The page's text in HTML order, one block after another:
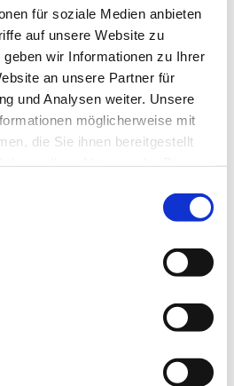
für soziale Medien anbieten
auf unsere Website zu
wir Informationen zu Ihrer
an unsere Partner für
und Analysen weiter. Unsere
möglicherweise mit
die Sie ihnen bereitgestellt
Sie auch